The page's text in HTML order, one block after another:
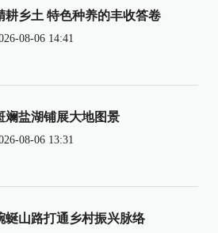
耕乡土 特色种养的丰收答卷
08-06 14:41
斓盐湖铺展大地图景
08-06 13:31
蜒山路打通乡村振兴脉络